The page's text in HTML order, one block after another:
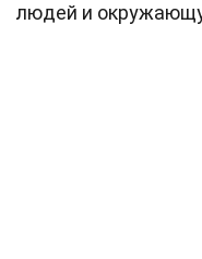
людей и